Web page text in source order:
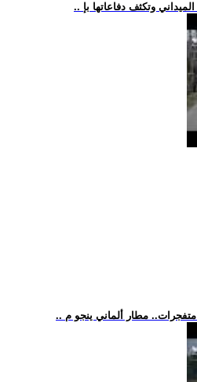
وتكثف دفاعاتها بإ
متفجرات.. مطار ألماني ينجو م